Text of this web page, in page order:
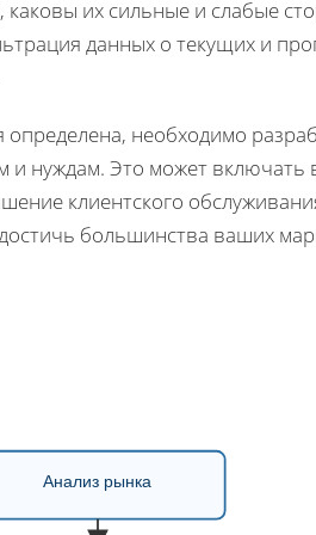
их сильные и слабые
данных о текущих и
необходимо
и нуждам. Это может включать
клиентского
большинства ваших
Анализ рынка